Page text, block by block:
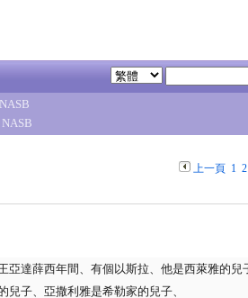
NASB
NASB
上一頁 1 2
亞達薛西年間、有個以斯拉、他是西萊雅的兒
兒子、亞撒利雅是希勒家的兒子、